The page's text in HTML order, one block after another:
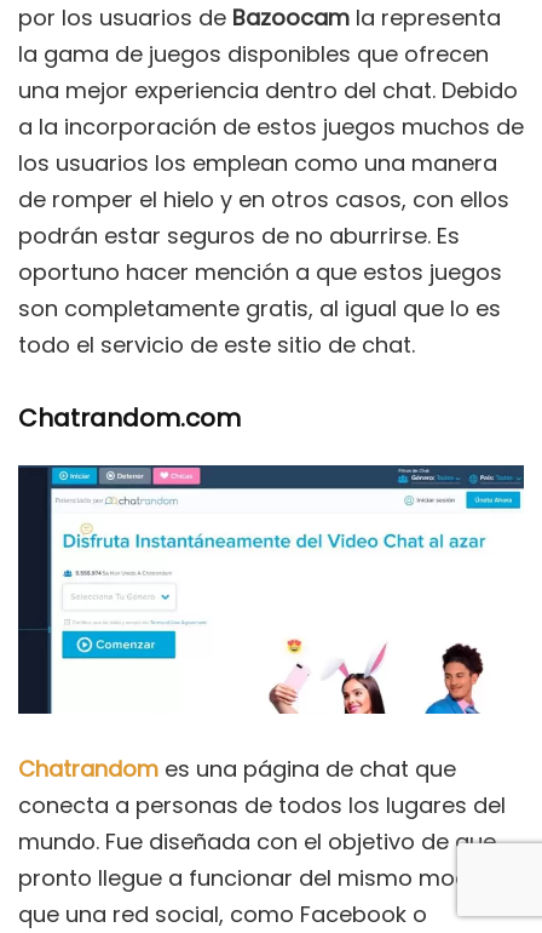
por los usuarios de Bazoocam la representa
la gama de juegos disponibles que ofrecen
una mejor experiencia dentro del chat. Debido
a la incorporación de estos juegos muchos de
los usuarios los emplean como una manera
de romper el hielo y en otros casos, con ellos
podrán estar seguros de no aburrirse. Es
oportuno hacer mención a que estos juegos
son completamente gratis, al igual que lo es
todo el servicio de este sitio de chat.
Chatrandom.com
Chatrandom es una página de chat que
conecta a personas de todos los lugares del
mundo. Fue diseñada con el objetivo de que
pronto llegue a funcionar del mismo modo
que una red social, como Facebook o